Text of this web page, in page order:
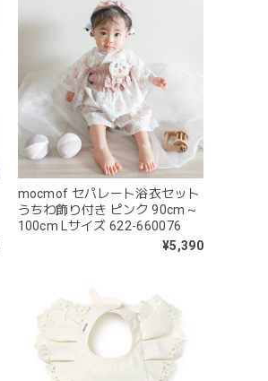
mocmof セパレート浴衣セット
うちわ飾り付き ピンク 90cm～
100cm Lサイズ 622-660076
¥5,390